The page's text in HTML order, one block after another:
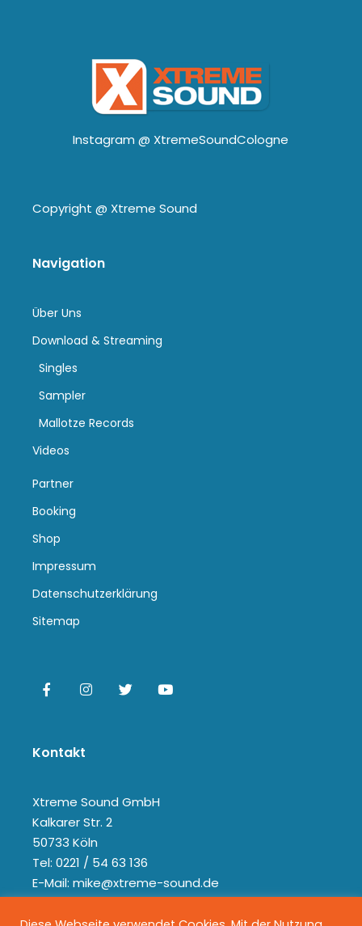
Instagram @ XtremeSoundCologne
Copyright @ Xtreme Sound
Navigation
Über Uns
Download & Streaming
Singles
Sampler
Mallotze Records
Videos
Partner
Booking
Shop
Impressum
Datenschutzerklärung
Sitemap
Kontakt
Xtreme Sound GmbH
Kalkarer Str. 2
50733 Köln
Tel: 0221 / 54 63 136
E-Mail: mike@xtreme-sound.de